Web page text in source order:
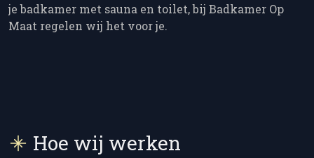
je badkamer met sauna en toilet, bij Badkamer Op
Maat regelen wij het voor je.
Hoe wij werken